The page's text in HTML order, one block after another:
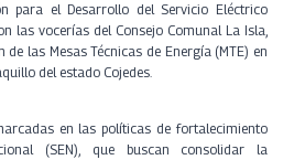
para el Desarrollo del Servicio Eléctrico
las vocerías del Consejo Comunal La Isla,
las Mesas Técnicas de Energía (MTE) en
del estado Cojedes.
en las políticas de fortalecimiento
(SEN), que buscan consolidar la